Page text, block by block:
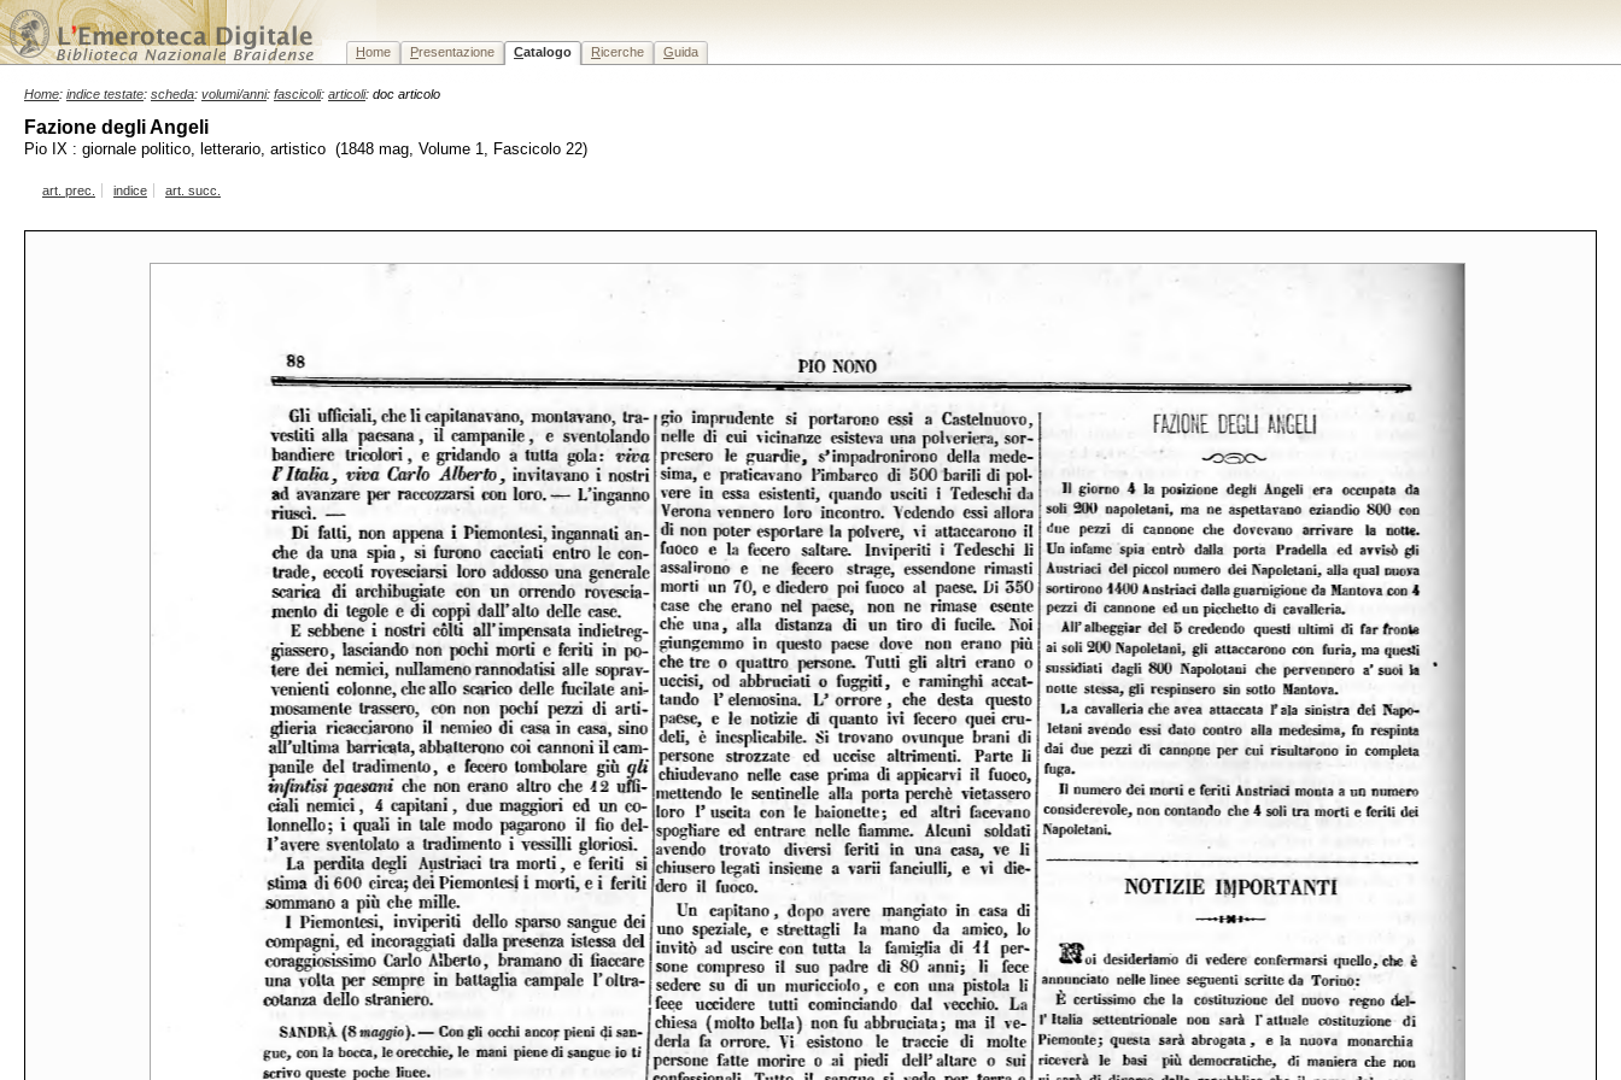
Home Presentazione Catalogo Ricerche Guida
Home: indice testate: scheda: volumi/anni: fascicoli: articoli: doc articolo
Fazione degli Angeli
Pio IX : giornale politico, letterario, artistico (1848 mag, Volume 1, Fascicolo 22)
art. prec. indice art. succ.